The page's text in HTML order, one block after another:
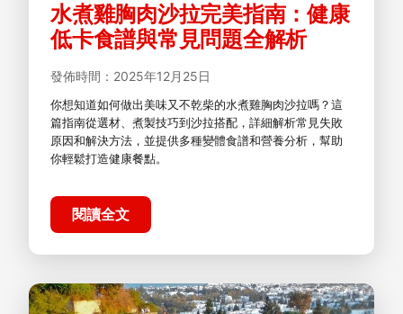
水煮雞胸肉沙拉完美指南：健康
低卡食譜與常見問題全解析
發佈時間：2025年12月25日
你想知道如何做出美味又不乾柴的水煮雞胸肉沙拉嗎？這
篇指南從選材、煮製技巧到沙拉搭配，詳細解析常見失敗
原因和解決方法，並提供多種變體食譜和營養分析，幫助
你輕鬆打造健康餐點。
閱讀全文